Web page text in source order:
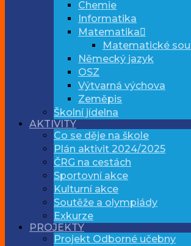
Chemie
Informatika
Matematika
Matematické
Německý jazyk
OSZ
Výtvarná výchova
Zeměpis
Školní jídelna
AKTIVITY
Co se děje na škole
Plán aktivit 2024/2025
ČRG na cestách
Sportovní akce
Kulturní akce
Soutěže a olympiády
Exkurze
PROJEKTY
Projekt Odborné učebny